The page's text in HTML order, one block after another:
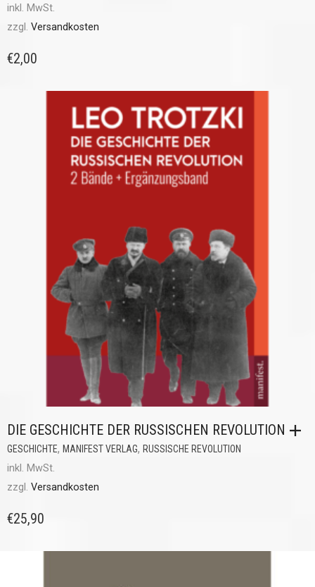
inkl. MwSt.
zzgl. Versandkosten
€2,00
DIE GESCHICHTE DER RUSSISCHEN REVOLUTION
GESCHICHTE, MANIFEST VERLAG, RUSSISCHE REVOLUTION
inkl. MwSt.
zzgl. Versandkosten
€25,90